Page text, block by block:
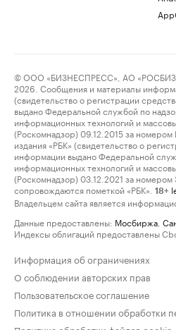
© ООО «БИЗНЕСПРЕСС», АО
2026. Сообщения и материалы
(свидетельство о регистрации
выдано Федеральной службой по
информационных технологий и
(Роскомнадзор) 09.12.2015 за
издания «РБК» (свидетельство о
информации выдано Федеральной
информационных технологий и
(Роскомнадзор) 03.12.2021 за
сопровождаются пометкой «РБК».
18+
Владельцем сайта является
Данные предоставлены: Мосбиржа
Индексы облигаций предоставлены
Информация об ограничениях
О соблюдении авторских прав
Пользовательское соглашение
Политика в отношении обработки